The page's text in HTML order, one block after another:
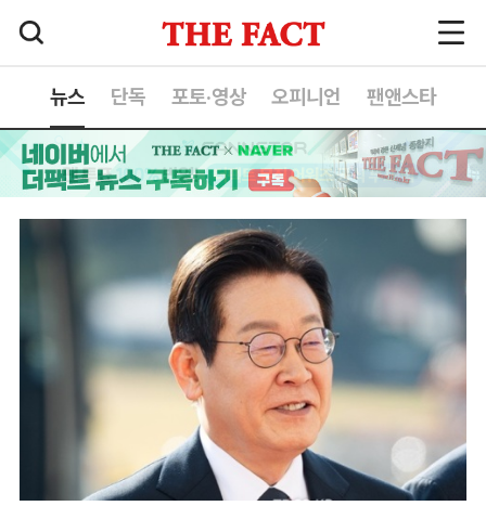
뉴스 단독 포토·영상 오피니언 팬앤스타